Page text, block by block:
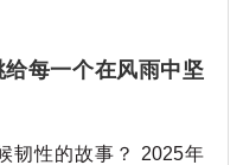
给每一个在风雨中坚
韧性的故事？ 2025年